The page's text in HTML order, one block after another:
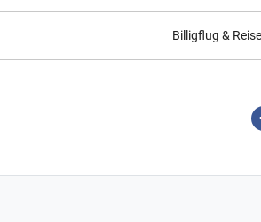
Billigflug &